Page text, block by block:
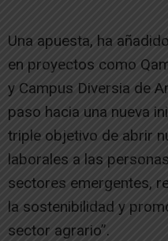
Una apuesta, ha
en proyectos como
y Campus Diversia de
paso hacia una nueva
triple objetivo de abrir
laborales a las
sectores emergentes,
la sostenibilidad y
sector agrario”.